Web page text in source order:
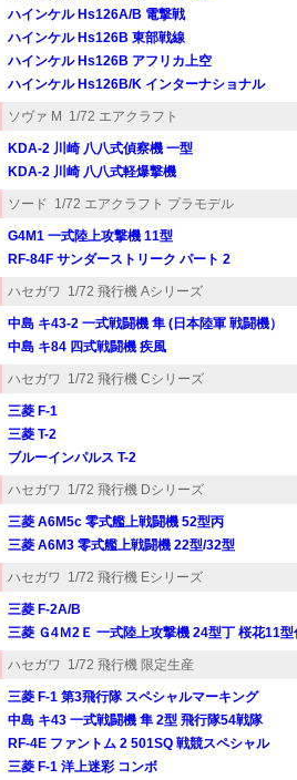
ハインケル Hs126A/B 電撃戦
ハインケル Hs126B 東部戦線
ハインケル Hs126B アフリカ上空
ハインケル Hs126B/K インターナショナル
ソヴァ M 1/72 エアクラフト
KDA-2 川崎 八八式偵察機 一型
KDA-2 川崎 八八式軽爆撃機
ソード 1/72 エアクラフト プラモデル
G4M1 一式陸上攻撃機 11型
RF-84F サンダーストリーク パート 2
ハセガワ 1/72 飛行機 Aシリーズ
中島 キ43-2 一式戦闘機 隼 (日本陸軍 戦闘機）
中島 キ84 四式戦闘機 疾風
ハセガワ 1/72 飛行機 Cシリーズ
三菱 F-1
三菱 T-2
ブルーインパルス T-2
ハセガワ 1/72 飛行機 Dシリーズ
三菱 A6M5c 零式艦上戦闘機 52型丙
三菱 A6M3 零式艦上戦闘機 22型/32型
ハセガワ 1/72 飛行機 Eシリーズ
三菱 F-2A/B
三菱 Ｇ4Ｍ2Ｅ 一式陸上攻撃機 24型丁 桜花11型
ハセガワ 1/72 飛行機 限定生産
三菱 F-1 第3飛行隊 スペシャルマーキング
中島 キ43 一式戦闘機 隼 2型 飛行隊54戦隊
RF-4E ファントム 2 501SQ 戦競スペシャル
三菱 F-1 洋上迷彩 コンボ
イングス
パン
ス
ター
ックス
テン